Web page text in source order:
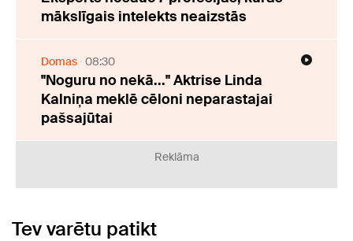
mākslīgais intelekts neaizstās
Domas 08:30
"Noguru no nekā..." Aktrise Linda
Kalniņa meklē cēloni neparastajai
pašsajūtai
Reklāma
Tev varētu patikt